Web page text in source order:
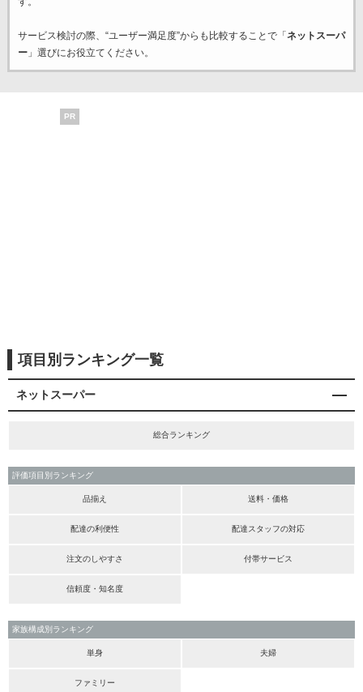
サービス検討の際、“ユーザー満足度”からも比較することで「 ネットスーパ
ー」選びにお役立てください。
PR
項目別ランキング一覧
ネットスーパー
総合ランキング
評価項目別ランキング
品揃え 送料・価格
配達の利便性 配達スタッフの対応
注文のしやすさ 付帯サービス
信頼度・知名度
家族構成別ランキング
単身 夫婦
ファミリー